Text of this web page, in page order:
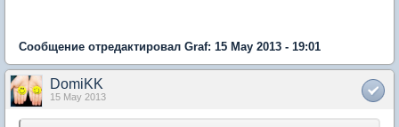
Сообщение отредактировал Graf: 15 May 2013 - 19:01
DomiKK
15 May 2013